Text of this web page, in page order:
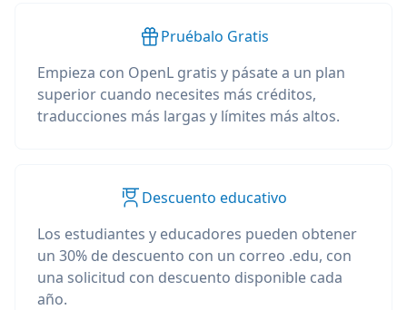
Pruébalo Gratis
Empieza con OpenL gratis y pásate a un plan
superior cuando necesites más créditos,
traducciones más largas y límites más altos.
Descuento educativo
Los estudiantes y educadores pueden obtener
un 30% de descuento con un correo .edu, con
una solicitud con descuento disponible cada
año.